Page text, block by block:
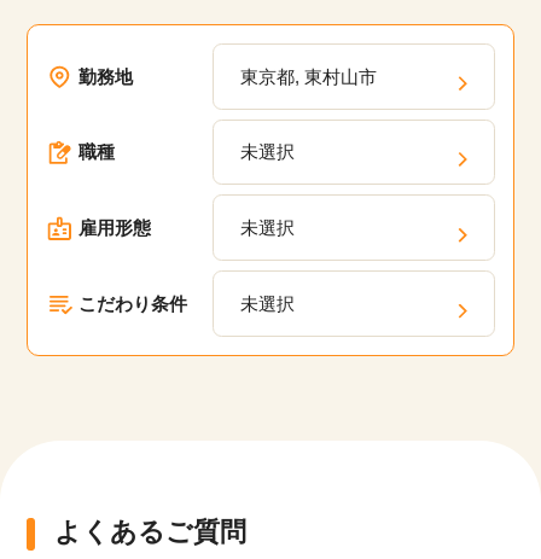
ら地域密着型のクリニックまで、様々な選択肢が
や家庭と両立したい方にも人気の医療事務のお仕
事。東京都の医療業界に特化している当サイト
で、理想の働き方を実現しませんか？
勤務地 東京都, 東村山市
職種 未選択
雇用形態 未選択
こだわり条件 未選択
よくあるご質問